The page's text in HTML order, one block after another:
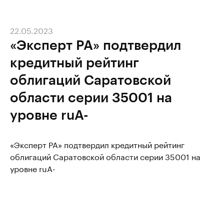
«Эксперт РА» подтвердил
кредитный рейтинг
облигаций Саратовской
области серии 35001 на
уровне ruА-
22.05.2023
«Эксперт РА» подтвердил кредитный рейтинг
облигаций Саратовской области серии 35001 на
уровне ruА-